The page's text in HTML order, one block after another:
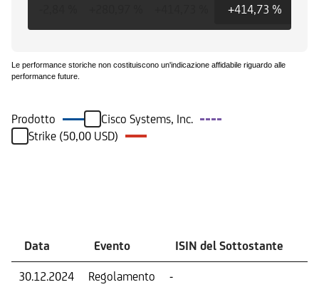
+414,73 %
Le performance storiche non costituiscono un'indicazione affidabile riguardo alle
performance future.
Prodotto
Cisco Systems, Inc.
Strike (50,00 USD)
Data Evento ISIN del Sottostante
30.12.2024 Regolamento -